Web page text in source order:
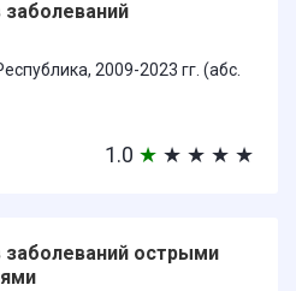
2009-2023 гг. (абс.
1.0 ★ ★ ★ ★ ★
заболеваний острыми